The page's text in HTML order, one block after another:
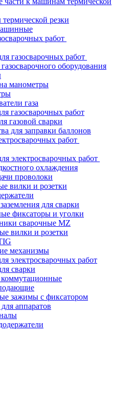
резки
работ
газосварочных работ
оборудования
манометры
газа
газосварочных работ
газовой сварки
для заправки баллонов
работ
электросварочных работ
охлаждения
проволоки
вилки и розетки
для сварки
фиксаторы и уголки
сварочные MZ
вилки и розетки
механизмы
электросварочных работ
сварки
зажимы с фиксатором
аппаратов